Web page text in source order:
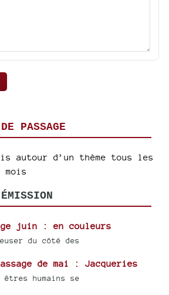
PASSAGE
autour d’un thème tous les
mois
juin : en couleurs
du côté des
de mai : Jacqueries
êtres humains se